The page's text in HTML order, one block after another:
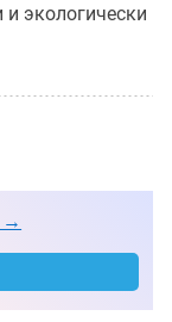
экологически
→